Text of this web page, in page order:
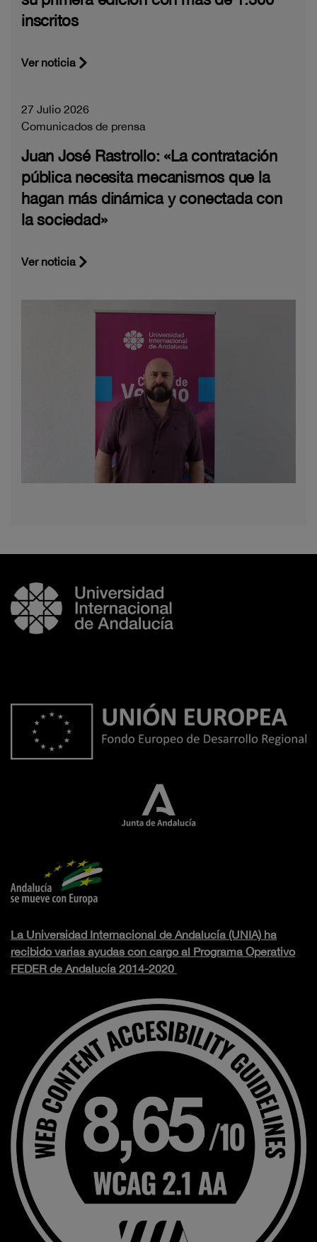
inscritos
Ver noticia
27 Julio 2026
Comunicados de prensa
Juan José Rastrollo: «La contratación
pública necesita mecanismos que la
hagan más dinámica y conectada con
la sociedad»
Ver noticia
La Universidad Internacional de Andalucía (UNIA) ha
recibido varias ayudas con cargo al Programa Operativo
FEDER de Andalucía 2014-2020